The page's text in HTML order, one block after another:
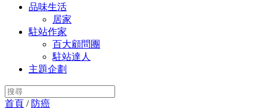
品味生活
居家
駐站作家
百大顧問團
駐站達人
主題企劃
首頁 / 防癌